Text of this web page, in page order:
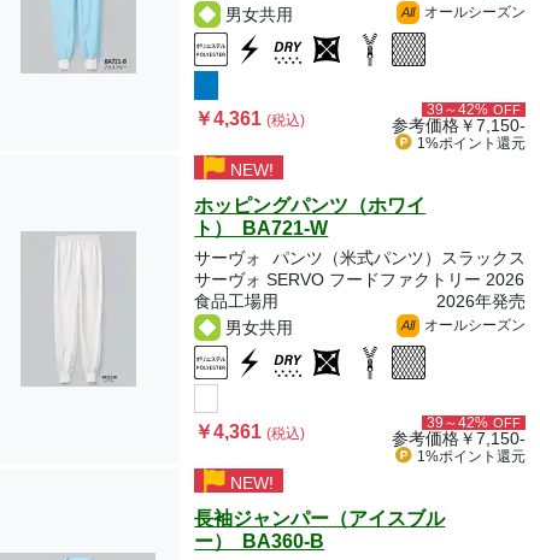
男女共用
All オールシーズン
￥4,361(税込)
39～42% OFF
参考価格￥7,150-
1%ポイント 還元
NEW!
ホッピングパンツ（ホワイ
ト） BA721-W
サーヴォ
パンツ（米式パンツ）スラックス
サーヴォ SERVO フードファクトリー 2026
食品工場用
2026年発売
男女共用
All オールシーズン
￥4,361(税込)
39～42% OFF
参考価格￥7,150-
1%ポイント 還元
NEW!
長袖ジャンパー（アイスブル
ー） BA360-B